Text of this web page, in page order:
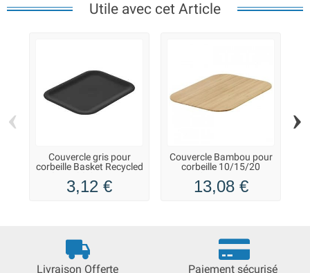
Utile avec cet Article
Couvercle gris pour
corbeille Basket Recycled
3,12 €
Couvercle Bambou pour
corbeille 10/15/20
13,08 €
‹ ›
Livraison Offerte Paiement sécurisé